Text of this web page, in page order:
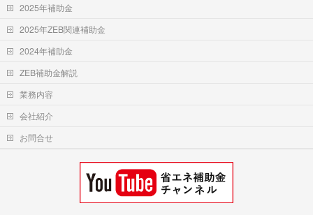
2025年補助金
2025年ZEB関連補助金
2024年補助金
ZEB補助金解説
業務内容
会社紹介
お問合せ